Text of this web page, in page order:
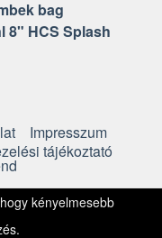
bag
8" HCS Splash
Impresszum
tájékoztató
kényelmesebb